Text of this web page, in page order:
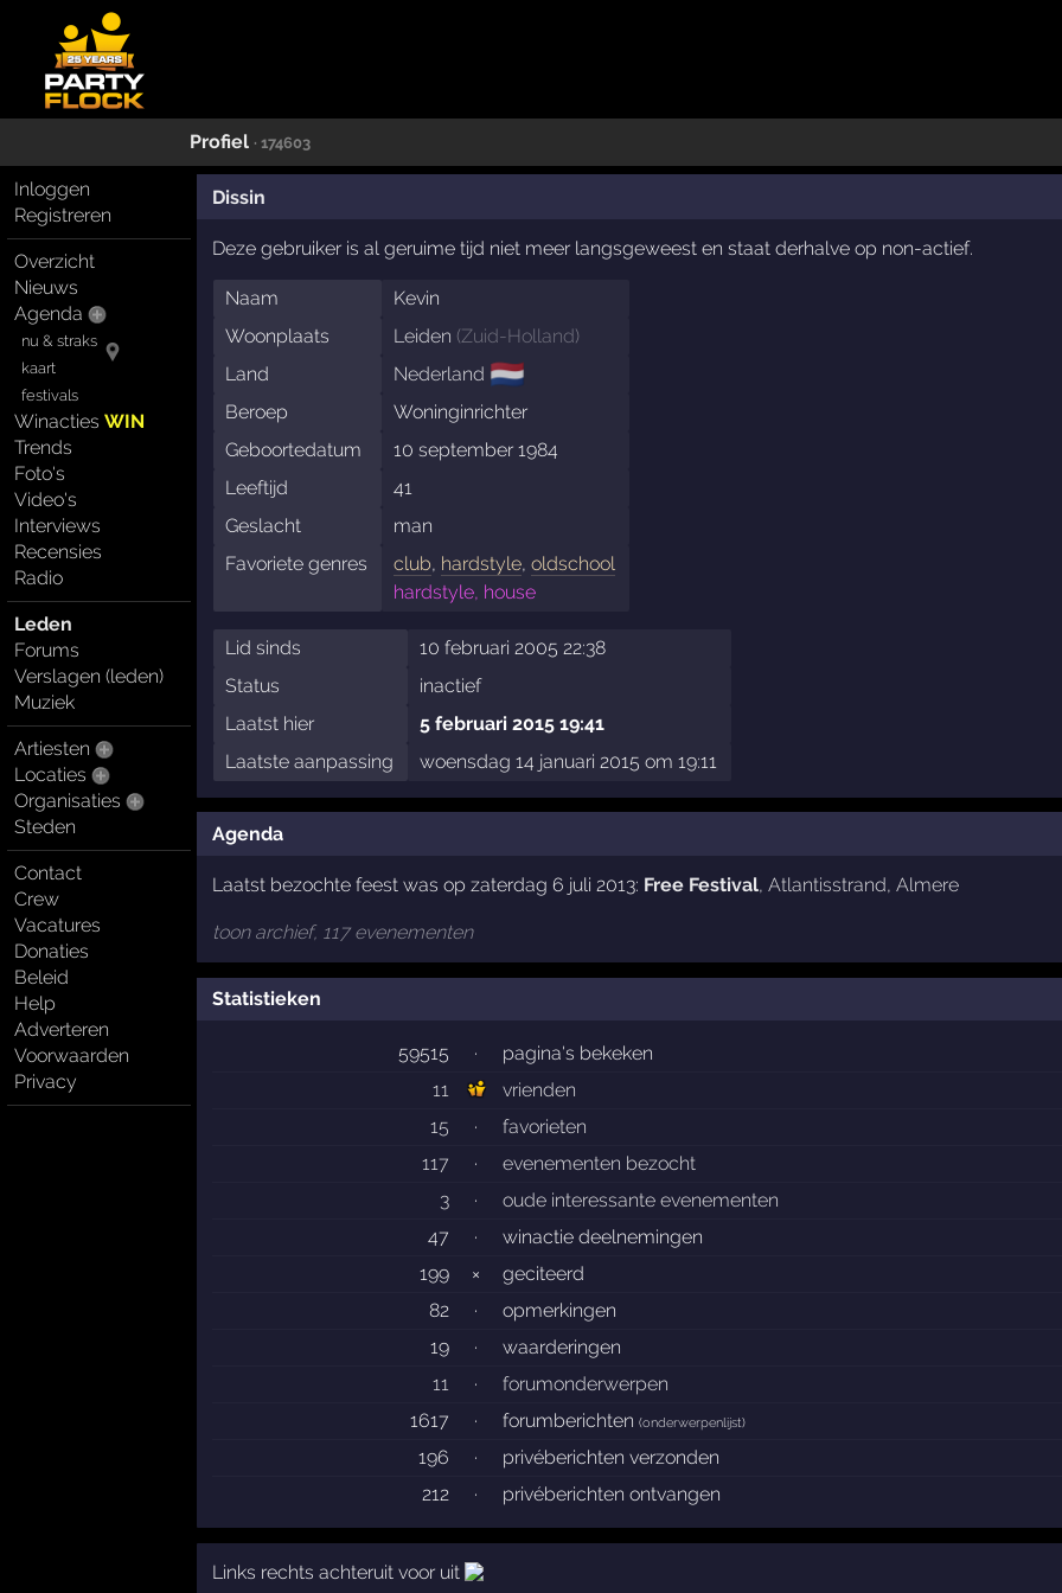
Profiel · 174603
Inloggen
Registreren
Overzicht
Nieuws
Agenda
nu & straks
kaart
festivals
WinactiesWIN
Trends
Foto's
Video's
Interviews
Recensies
Radio
Leden
Forums
Verslagen (leden)
Muziek
Artiesten
Locaties
Organisaties
Steden
Contact
Crew
Vacatures
Donaties
Beleid
Help
Adverteren
Voorwaarden
Privacy
Dissin
Deze gebruiker is al geruime tijd niet meer langsgeweest en staat derhalve op non-actief.
Naam
Kevin
Woonplaats
Leiden (Zuid-Holland)
Land
Nederland 🇳🇱
Beroep
Woninginrichter
Geboortedatum
10 september 1984
Leeftijd
41
Geslacht
man
Favoriete genres
club, hardstyle,oldschool
hardstyle, house
Lid sinds
10 februari 2005 22:38
Status
inactief
Laatst hier
5 februari 2015 19:41
Laatste aanpassing
woensdag 14 januari 2015 om 19:11
Agenda
Laatst bezochte feest was op zaterdag 6 juli 2013: Free Festival, Atlantisstrand, Almere
toon archief, 117 evenementen
Statistieken
59515 ·
pagina's bekeken
11
vrienden
15
·
favorieten
117
·
evenementen bezocht
3
·
oude interessante evenementen
47
·
winactie deelnemingen
199
×
geciteerd
82
·
opmerkingen
19
·
waarderingen
11
·
forumonderwerpen
1617
· forumberichten(onderwerpenlijst)
196 ·
privéberichten verzonden
212
· privéberichten ontvangen
Links rechts achteruit voor uit